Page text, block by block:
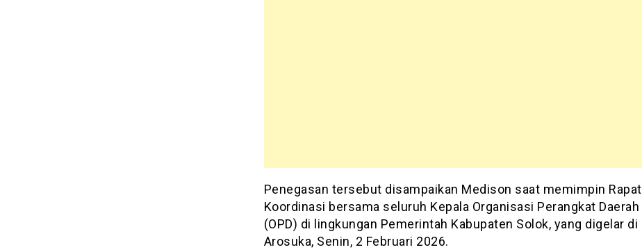
Penegasan tersebut disampaikan Medison saat memimpin Rapat
Koordinasi bersama seluruh Kepala Organisasi Perangkat Daerah
(OPD) di lingkungan Pemerintah Kabupaten Solok, yang digelar di
Arosuka, Senin, 2 Februari 2026.